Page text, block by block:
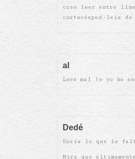
creo leer entre
cortacésped-leia de
al
Lees mal (o yo he
Dedé
Sería lo que le falta
Mira que